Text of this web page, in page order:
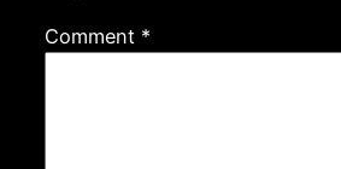
Comment *